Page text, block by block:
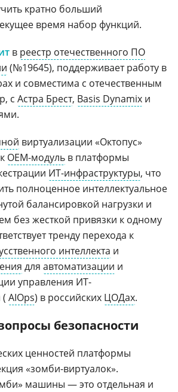
кратно больший
время набор функций.
в реестр отечественного ПО
(№19645), поддерживает работу в
и совместима с отечественным
с Астра Брест, Basis Dynamix и
виртуализации «Октопус»
OEM-модуль в платформы
ИТ-инфраструктуры, что
полноценное интеллектуальное
балансировкой нагрузки и
без жесткой привязки к одному
тренду перехода к
интеллекта и
для автоматизации и
управления ИТ-
( AIOps) в российских ЦОДах.
безопасности
ценностей платформы
«зомби-виртуалок».
машины — это отдельная и